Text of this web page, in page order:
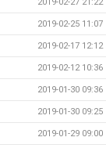
2019-02-27 21:22
2019-02-25 11:07
2019-02-17 12:12
2019-02-12 10:36
2019-01-30 09:36
2019-01-30 09:25
2019-01-29 09:00